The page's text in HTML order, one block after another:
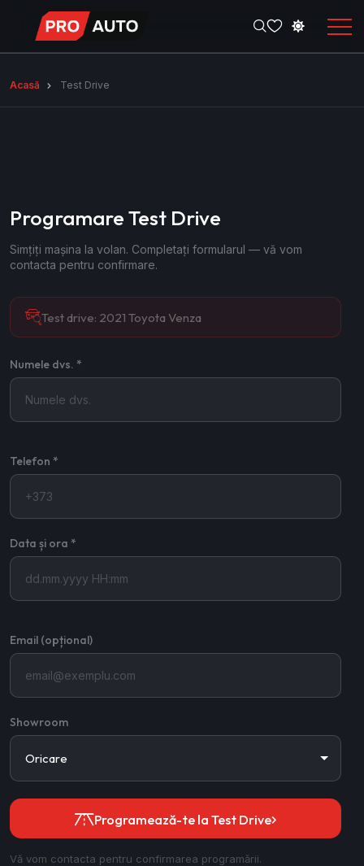
Acasă Test Drive
Programare Test Drive
Simțiți mașina la volan. Completați formularul — vă vom
contacta pentru confirmare.
Test drive: 2021 Toyota Venza
Numele dvs. *
Telefon *
Data și ora *
Email (opțional)
Showroom
Programează-te la Test Drive
Vă vom contacta pentru confirmarea programării.